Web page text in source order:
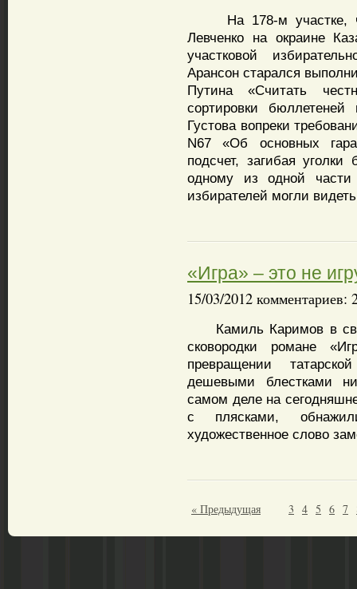
На 178-м участке,
Левченко на окраине
участковой
Арансон старался
Путина «Считать
сортировки
Густова вопреки
N67 «Об основных
подсчет, загибая
одному из одной
избирателей могли
«Игра» – это не
15/03/2012 комментариев:
Камиль Каримов в
сковородки романе
превращении
дешевыми блестками
самом деле на
с плясками,
художественное слово
« Предыдущая 3 4 5 6 7